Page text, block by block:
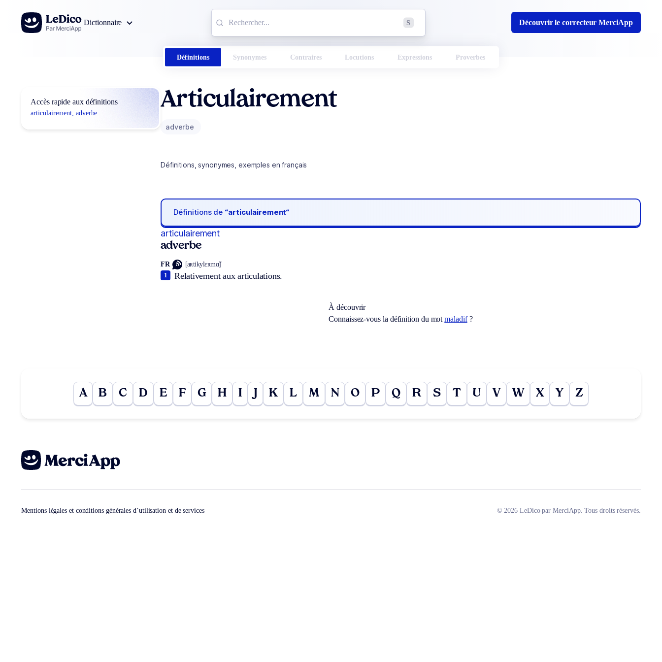
Aller au contenu
Dictionnaire
S Découvrir le correcteur MerciApp
Définitions Synonymes Contraires Locutions Expressions Proverbes
Accès rapide aux définitions
articulairement, adverbe
Articulairement
adverbe
Définitions, synonymes, exemples en français
Définitions de “articulairement“
articulairement
adverbe
FR [aʀtikylɛʀmɑ̃]
Relativement aux articulations.
1
À découvrir
Connaissez-vous la définition du motmaladif?
A B C D E F G H I K L M N O P Q R S T U V W X Y Z
Mentions légales et conditions générales d’utilisation et de services © 2026 LeDico par MerciApp. Tous droits réservés.